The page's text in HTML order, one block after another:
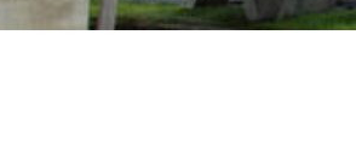
Winkelen